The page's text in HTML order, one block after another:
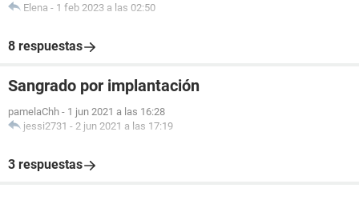
Elena - 1 feb 2023 a las 02:50
8 respuestas
Sangrado por implantación
pamelaChh - 1 jun 2021 a las 16:28
jessi2731 - 2 jun 2021 a las 17:19
3 respuestas